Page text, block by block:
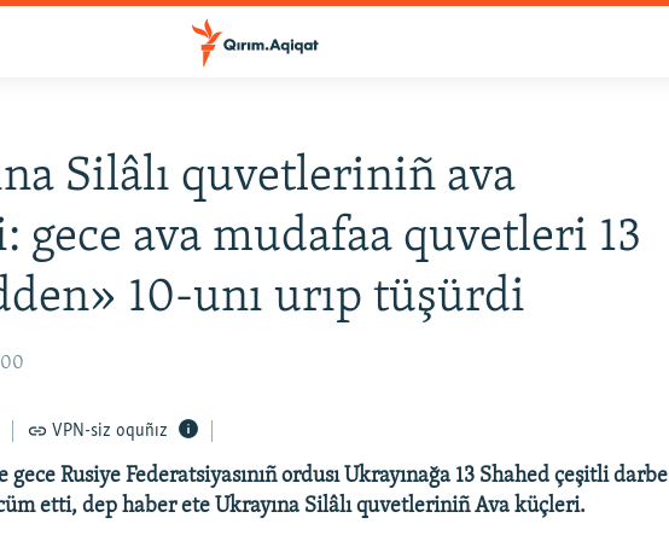
Silâlı quvetleriniñ ava
gece ava mudafaa quvetleri 13
10-unı urıp tüşürdi
VPN-siz oquñız
gece Rusiye Federatsiyasınıñ ordusı Ukrayınağa 13 Shahed çeşitli darbe
etti, dep haber ete Ukrayına Silâlı quvetleriniñ Ava küçleri.